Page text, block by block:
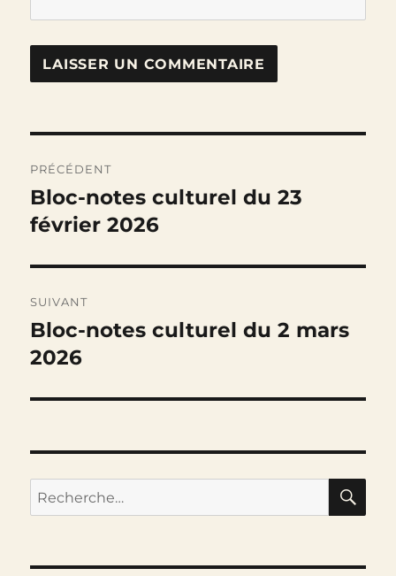
de
l’article
PRÉCÉDENT
Publication
précédente :
Bloc-notes culturel du 23
février 2026
SUIVANT
Publication
suivante :
Bloc-notes culturel du 2 mars
2026
Recherche
pour :